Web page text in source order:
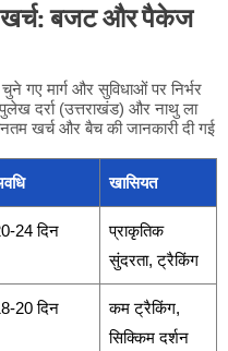
खर्च: बजट और पैकेज
गए मार्ग और सुविधाओं पर निर्भर
दर्रा (उत्तराखंड) और नाथु ला
खर्च और बैच की जानकारी दी गई
खासियत
24 दिन
प्राकृतिक
सुंदरता, ट्रैकिंग
20 दिन
कम ट्रैकिंग,
सिक्किम दर्शन